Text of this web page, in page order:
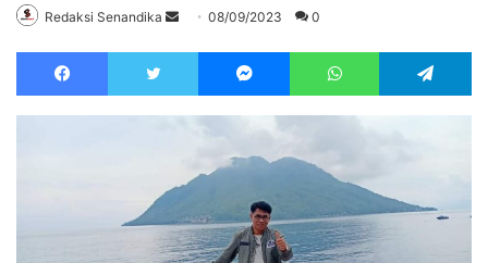
Redaksi Senandika
Send08/09/2023 0
Facebook Twitter Messenger WhatsApp